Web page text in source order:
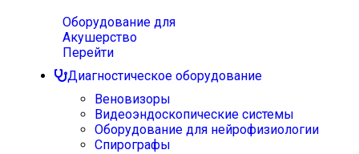
Оборудование для
Акушерство
Перейти
Диагностическое оборудование
Веновизоры
Видеоэндоскопические системы
Оборудование для нейрофизиологии
Спирографы